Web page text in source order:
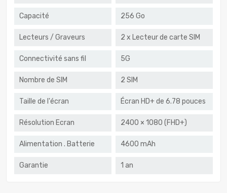
Capacité 256 Go
Lecteurs / Graveurs 2 x Lecteur de carte SIM
Connectivité sans fil 5G
Nombre de SIM 2 SIM
Taille de l'écran Écran HD+ de 6.78 pouces
Résolution Ecran 2400 × 1080 (FHD+)
Alimentation . Batterie 4600 mAh
Garantie 1 an